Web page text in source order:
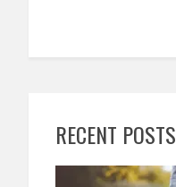
RECENT POSTS